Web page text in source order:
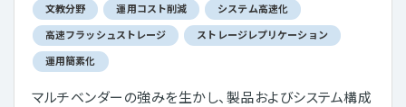
文教分野 運用コスト削減
システム高速化
高速フラッシュストレージ
ストレージレプリケーション
運用簡素化
マルチベンダーの強みを生かし、製品およびシステム構成